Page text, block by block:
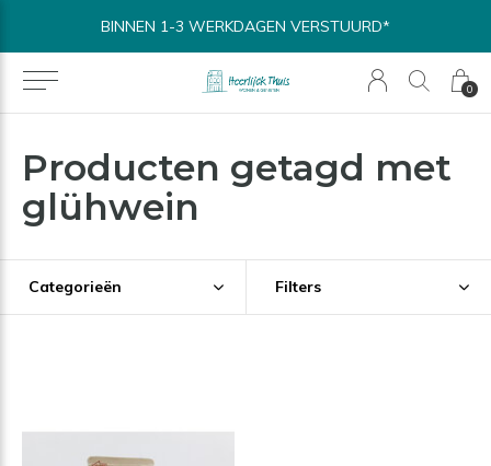
0
BINNEN 1-3 WERKDAGEN VERSTUURD*
Producten getagd met
glühwein
Categorieën Filters